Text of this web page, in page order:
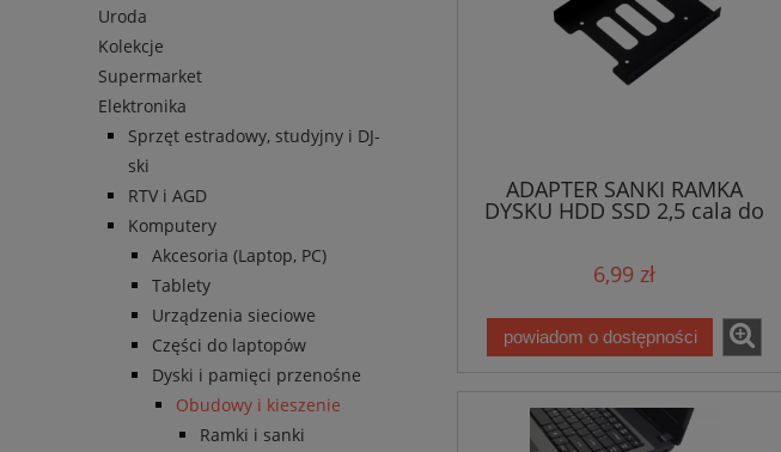
Uroda
Kolekcje
Supermarket
Elektronika
Sprzęt estradowy, studyjny i DJ-
ski
RTV i AGD
Komputery
Akcesoria (Laptop, PC)
Tablety
Urządzenia sieciowe
Części do laptopów
Dyski i pamięci przenośne
Obudowy i kieszenie
Ramki i sanki
ADAPTER SANKI RAMKA
DYSKU HDD SSD 2,5 cala do
6,99 zł
powiadom o dostępności